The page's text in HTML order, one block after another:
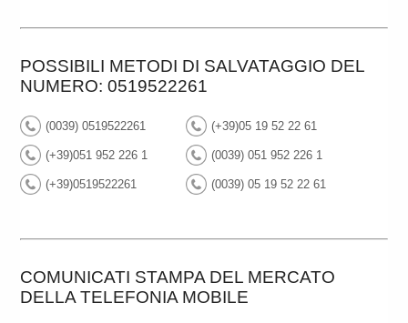
POSSIBILI METODI DI SALVATAGGIO DEL
NUMERO: 0519522261
(0039) 0519522261 (+39)05 19 52 22 61
(+39)051 952 226 1 (0039) 051 952 226 1
(+39)0519522261 (0039) 05 19 52 22 61
COMUNICATI STAMPA DEL MERCATO
DELLA TELEFONIA MOBILE